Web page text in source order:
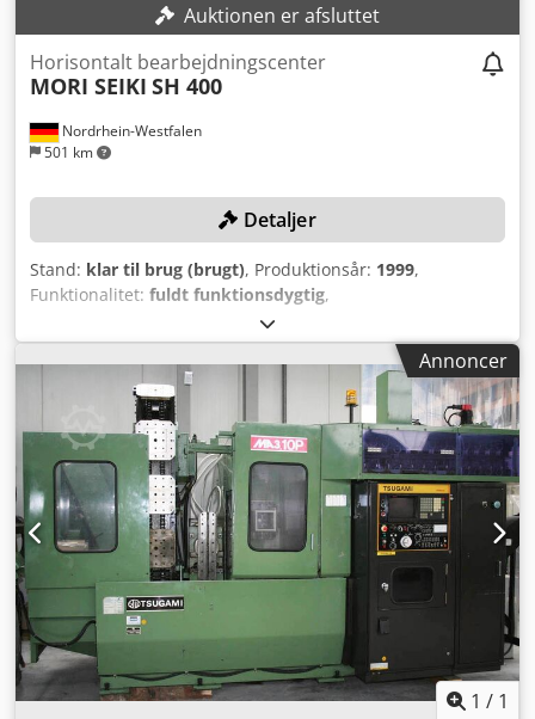
Auktionen er afsluttet
Nordrhein-Westfalen
501 km
Horisontalt bearbejdningscenter
MORI SEIKI SH 400
Detaljer
Stand: klar til brug (brugt), Produktionsår: 1999,
Funktionalitet: fuldt funktionsdygtig,
669, vandring X-akse:
vandring på Y-aksen:510 mm, vandring på Z-aksen:510
mm, controller model:MSC 502, omdrejningshastighed
12.000 o/min
, Ingen mindstepris – garanteret salg
til højeste bud! TEKNISKE DETALJER Arbejdsrejse X-akse:
560 mm Arbejdsrejse Y-akse: 510 mm Arbejdsrejse Z-akse:
510 mm Afstand fra spindelcenter til bord: 50 - 650 mm
Afstand fra spindelnæse til bordcenter: 100 - 610 mm
Hovedspindel Maks. omdrejningstal: 12.000 o/min
Drivkraft: 22 / 18,5 kW Værktøjsholder: MAS BT-40
Spindellejediameter: 70 mm Palleveksler Antal paller: 2
Pallestørrelse: 400 x 400 mm Maks. emnediameter: 580
mm Maks. emnehøjde: 650 mm B-akse Omdrejningstid
90°: 2,5 sek Palle-skiftetid: 6,0 sek Værktøjsveksler Antal
værktøjspladser: 60 pos. Maks. værktøjsdiameter: 80 mm
Maks. værktøjsdiameter med frie naboplads: 125 mm
Annoncer
1 / 1